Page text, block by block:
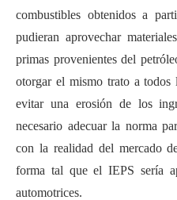
combustibles obtenidos a
pudieran aprovechar
primas provenientes del
otorgar el mismo trato a todos
evitar una erosión de los
necesario adecuar la norma
con la realidad del mercado
forma tal que el IEPS sería
automotrices.